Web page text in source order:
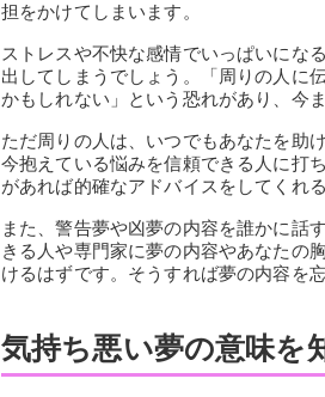
担をかけてしまいます。
ストレスや不快な感情でいっぱいにな
出してしまうでしょう。「周りの人に
かもしれない」という恐れがあり、今
ただ周りの人は、いつでもあなたを助
今抱えている悩みを信頼できる人に打
があれば的確なアドバイスをしてくれる
また、警告夢や凶夢の内容を誰かに話
きる人や専門家に夢の内容やあなたの
けるはずです。そうすれば夢の内容を
気持ち悪い夢の意味を